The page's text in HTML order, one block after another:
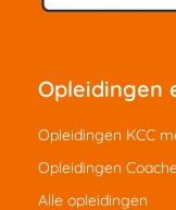
Opleidingen
Opleidingen KCC
Opleidingen
Alle opleidingen